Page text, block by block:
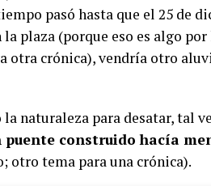
pasó hasta que el 25 de
plaza (porque eso es algo por
otra crónica), vendría otro
naturaleza para desatar, tal
construido hacía
otro tema para una crónica).